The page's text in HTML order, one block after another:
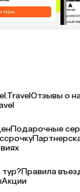
Отзывы о
Подарочные
Правила
Акции